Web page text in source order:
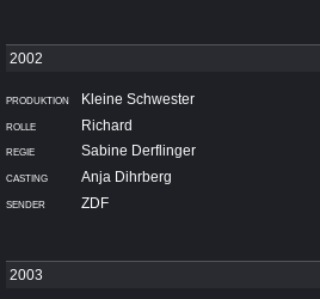
Kleine Schwester
Richard
Sabine Derflinger
Anja Dihrberg
ZDF